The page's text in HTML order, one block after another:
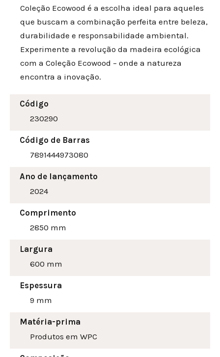
Coleção Ecowood é a escolha ideal para aqueles
que buscam a combinação perfeita entre beleza,
durabilidade e responsabilidade ambiental.
Experimente a revolução da madeira ecológica
com a Coleção Ecowood – onde a natureza
encontra a inovação.
Código
230290
Código de Barras
7891444973080
Ano de lançamento
2024
Comprimento
2850 mm
Largura
600 mm
Espessura
9 mm
Matéria-prima
Produtos em WPC